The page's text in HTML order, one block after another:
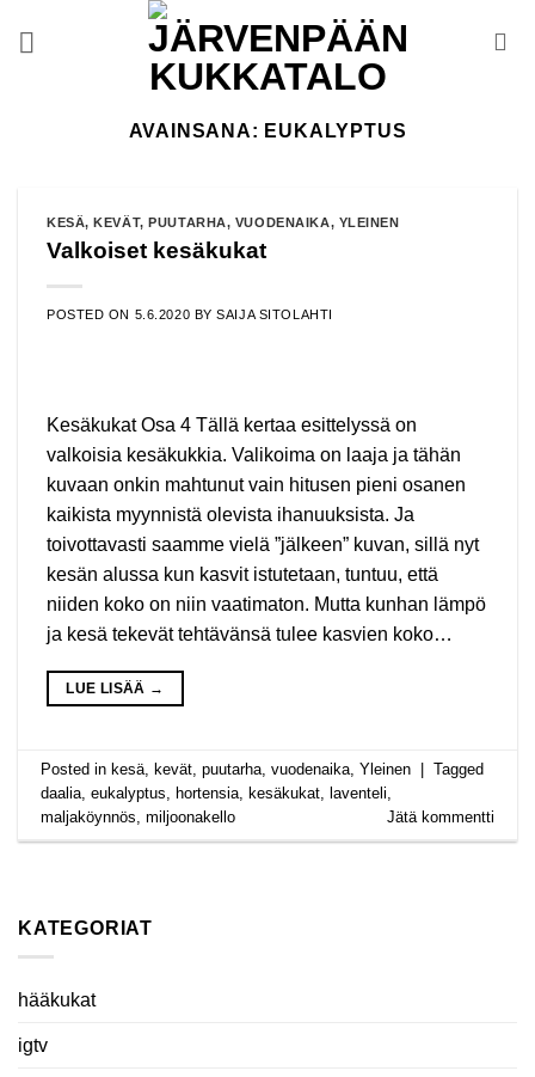
AVAINSANA: EUKALYPTUS
KATEGORIAT
hääkukat
igtv
KESÄ,KEVÄT,PUUTARHA, VUODENAIKA, YLEINEN
Valkoiset kesäkukat
POSTED ON 5.6.2020 BYSAIJA SITOLAHTI
Kesäkukat Osa 4 Tällä kertaa esittelyssä on
valkoisia kesäkukkia. Valikoima on laaja ja tähän
kuvaan onkin mahtunut vain hitusen pieni osanen
kaikista myynnistä olevista ihanuuksista. Ja
toivottavasti saamme vielä ”jälkeen” kuvan, sillä nyt
kesän alussa kun kasvit istutetaan, tuntuu, että
niiden koko on niin vaatimaton. Mutta kunhan lämpö
ja kesä tekevät tehtävänsä tulee kasvien koko…
LUE LISÄÄ →
Posted in kesä kevät ,puutarha ,vuodenaika ,Yleinen
Tagged
daalia ,eukalyptus hortensia kesäkukat laventeli
maljaköynnös ,miljoonakello Jätä kommentti